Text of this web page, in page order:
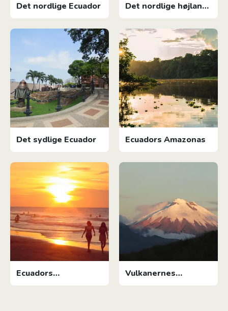
Det nordlige Ecuador
Det nordlige højland,
Ecuador
Det sydlige Ecuador Ecuadors Amazonas
Ecuadors
Stillehavskyst
Vulkanernes
Boulevard